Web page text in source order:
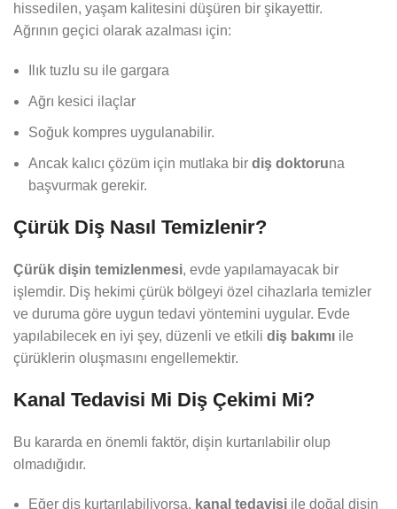
hissedilen, yaşam kalitesini düşüren bir şikayettir.
Ağrının geçici olarak azalması için:
Ilık tuzlu su ile gargara
Ağrı kesici ilaçlar
Soğuk kompres uygulanabilir.
Ancak kalıcı çözüm için mutlaka bir diş doktoruna
başvurmak gerekir.
Çürük Diş Nasıl Temizlenir?
Çürük dişin temizlenmesi, evde yapılamayacak bir
işlemdir. Diş hekimi çürük bölgeyi özel cihazlarla temizler
ve duruma göre uygun tedavi yöntemini uygular. Evde
yapılabilecek en iyi şey, düzenli ve etkili diş bakımı ile
çürüklerin oluşmasını engellemektir.
Kanal Tedavisi Mi Diş Çekimi Mi?
Bu kararda en önemli faktör, dişin kurtarılabilir olup
olmadığıdır.
Eğer diş kurtarılabiliyorsa, kanal tedavisi ile doğal dişin